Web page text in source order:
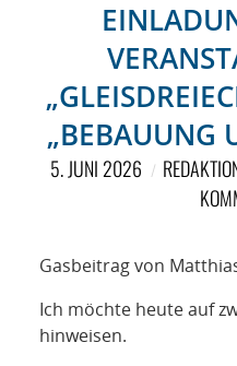
MAGAZIN
ÜBER UNS
RUBRIKEN
SPONSORING
KONTAKT
„BEBAUUNG
5. JUNI 2026
Gasbeitrag von
Ich möchte heute auf
hinweisen.